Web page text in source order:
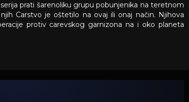
prati šarenoliku grupu pobunjenika na teretnom
Carstvo je oštetilo na ovaj ili onaj način. Njihova
protiv carevskog garnizona na i oko planeta